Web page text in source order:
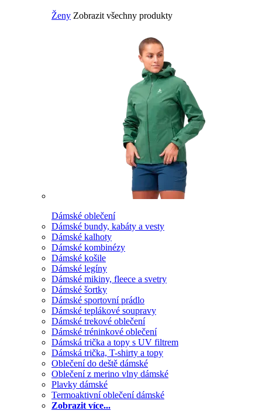
Ženy Zobrazit všechny produkty
Dámské oblečení
Dámské bundy, kabáty a vesty
Dámské kalhoty
Dámské kombinézy
Dámské košile
Dámské legíny
Dámské mikiny, fleece a svetry
Dámské šortky
Dámské sportovní prádlo
Dámské teplákové soupravy
Dámské trekové oblečení
Dámské tréninkové oblečení
Dámská trička a topy s UV filtrem
Dámská trička, T-shirty a topy
Oblečení do deště dámské
Oblečení z merino vlny dámské
Plavky dámské
Termoaktivní oblečení dámské
Zobrazit více...